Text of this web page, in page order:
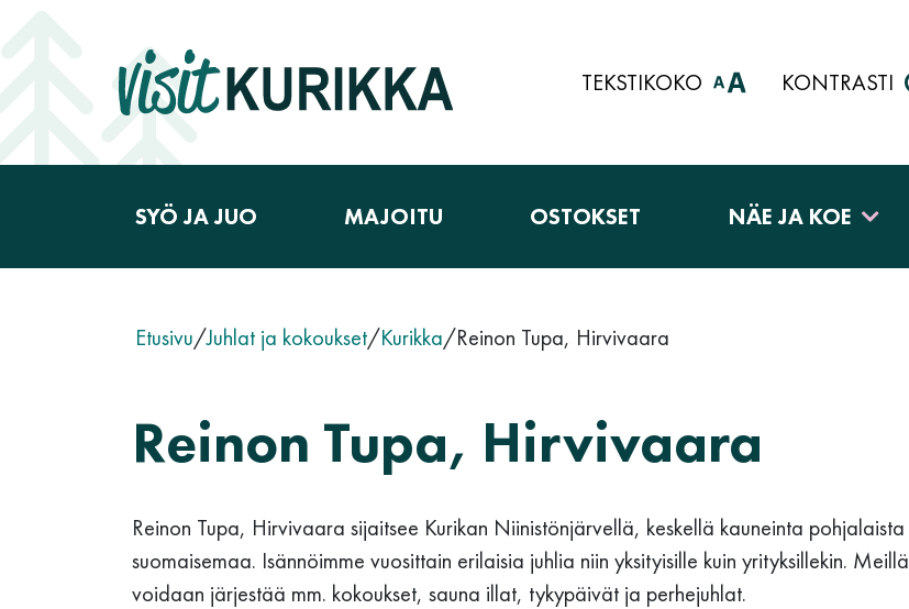
TEKSTIKOKO KONTRASTI
Päävalikko
SYÖ JA JUO MAJOITU OSTOKSET NÄE JA KOE
Etusivu/Juhlat ja kokoukset/Kurikka/Reinon Tupa, Hirvivaara
Reinon Tupa, Hirvivaara
Reinon Tupa, Hirvivaara sijaitsee Kurikan Niinistönjärvellä, keskellä kauneinta pohjalaista
suomaisemaa. Isännöimme vuosittain erilaisia juhlia niin yksityisille kuin yrityksillekin. Meillä
voidaan järjestää mm. kokoukset, sauna illat, tykypäivät ja perhejuhlat.